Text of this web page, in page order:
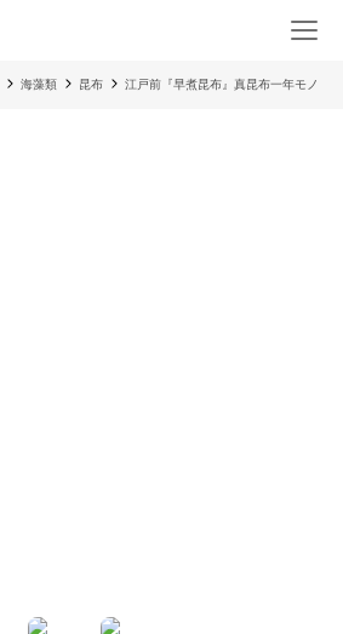
海藻類 昆布 江戸前『早煮昆布』真昆布一年モノ